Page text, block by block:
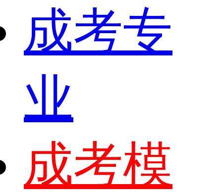
成考专
业
成考模